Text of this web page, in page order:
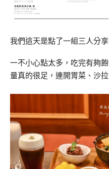
我們這天是點了一組三人分
一不小心點太多，吃完有夠
量真的很足，連開胃菜、沙